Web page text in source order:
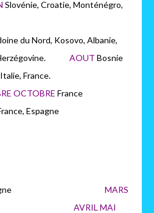
Slovénie, Croatie, Monténégro,
Bulgarie
du Nord, Kosovo, Albanie,
Herzégovine. AOUT Bosnie
Italie, France.
OCTOBRE France
Espagne
MARS
AVRIL MAI